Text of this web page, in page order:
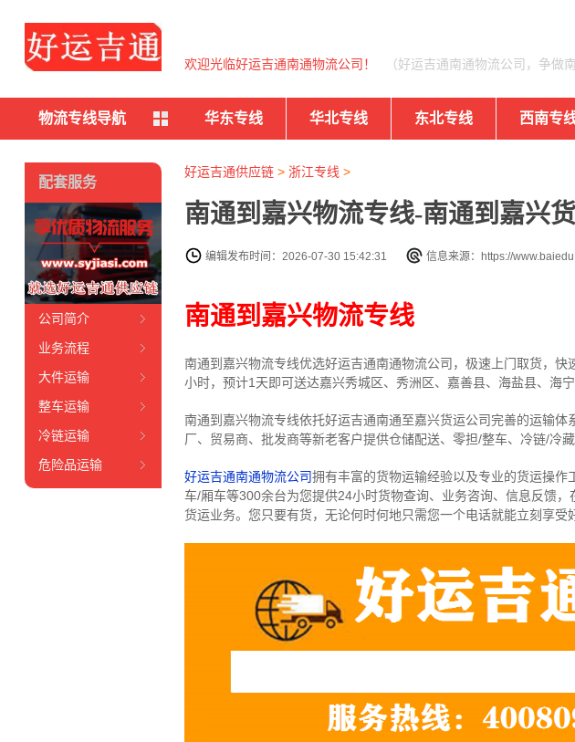
欢迎光临好运吉通南通物流公司！ （好运吉通南通物流公司，争做
物流专线导航 华东专线 华北专线 东北专线 西南专
好运吉通供应链> 浙江专线 >
南通到嘉兴物流专线-南通到嘉兴
编辑发布时间：2026-07-30 15:42:31 信息来源：https://
南通到嘉兴物流专线
南通到嘉兴物流专线优选好运吉通南通物流公司，极速上门取货，
小时，预计1天即可送达嘉兴秀城区、秀洲区、嘉善县、海盐县、海宁
南通到嘉兴物流专线依托好运吉通南通至嘉兴货运公司完善的运输
厂、贸易商、批发商等新老客户提供仓储配送、零担/整车、冷链/冷
好运吉通南通物流公司拥有丰富的货物运输经验以及专业的货运操
车/厢车等300余台为您提供24小时货物查询、业务咨询、信息反馈，
货运业务。 您只要有货，无论何时何地只需您一个电话就能立刻享受
配套服务
公司简介
业务流程
大件运输
整车运输
冷链运输
危险品运输